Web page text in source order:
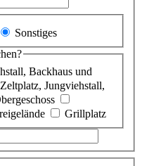
Sonstiges
Backhaus und
Zeltplatz, Jungviehstall,
Grillplatz